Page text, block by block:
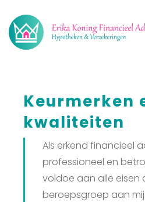
Over
Keurmerken
kwaliteiten
Als erkend financieel
professioneel en
voldoe aan alle eisen
beroepsgroep aan